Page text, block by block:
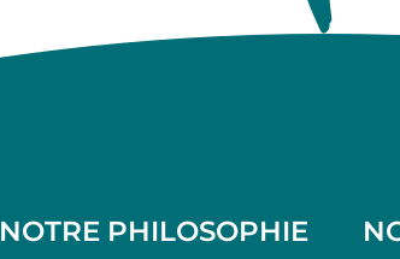
NOTRE PHILOSOPHIE